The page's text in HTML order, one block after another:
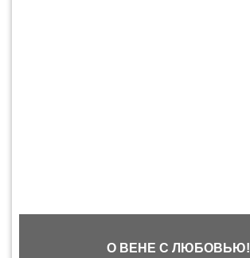
О ВЕНЕ С ЛЮБОВЬЮ!